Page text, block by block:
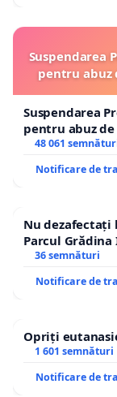
Suspendarea
pentru abuz
Suspendarea
pentru abuz
48 061
Notificare de
Nu dezafectați
Parcul
36 semnături
Notificare de
Opriți
1 601 semnături
Notificare de